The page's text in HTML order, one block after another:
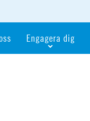
Engagera dig